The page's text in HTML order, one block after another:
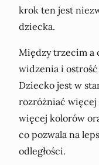
krok ten jest
dziecka.
Między trzecim a
widzenia i
Dziecko jest w
rozróżniać więcej
więcej kolorów
co pozwala na
odległości.